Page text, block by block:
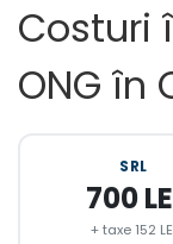
Costuri
ONG în
SRL
700
+ taxe 152